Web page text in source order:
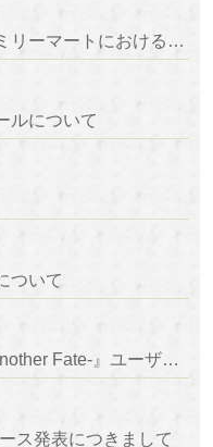
【ムーンラビットマネー】ファミリーマートにおける販売終了のお知らせ
ルについて
ついて
【Echo of Cube】『幻想神域 -Another Fate-』ユーザー優待キャンペーン開催のお知らせ
ス発表につきまして